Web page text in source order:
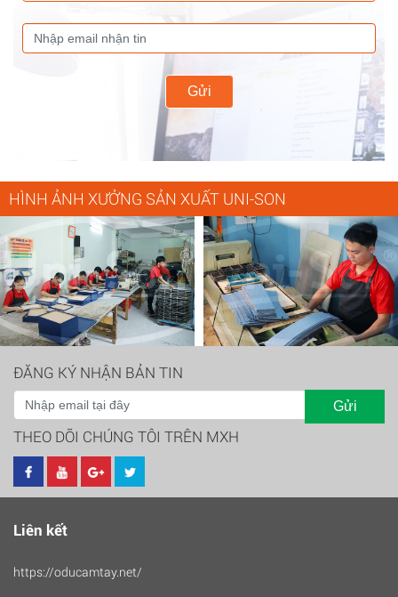
Gửi
HÌNH ẢNH XƯỞNG SẢN XUẤT UNI-SON
ĐĂNG KÝ NHẬN BẢN TIN
Gửi
THEO DÕI CHÚNG TÔI TRÊN MXH
Liên kết
https://oducamtay.net/